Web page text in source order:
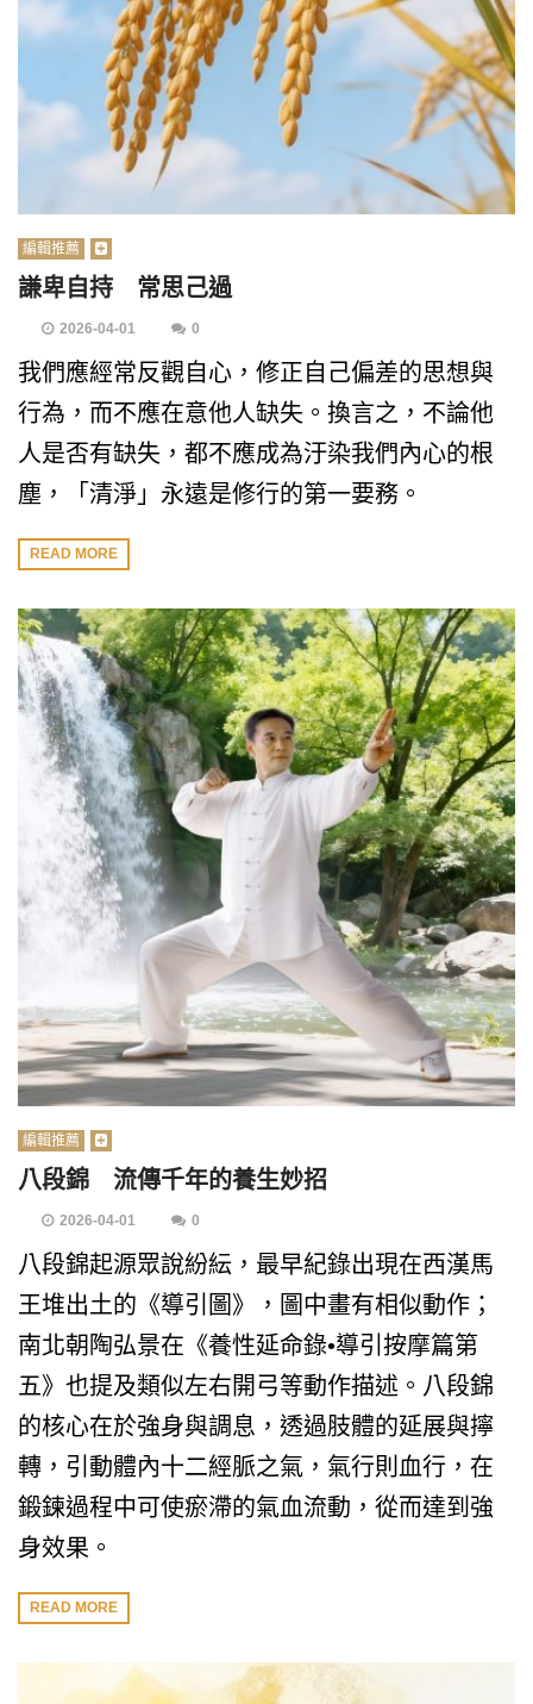
編輯推薦
謙卑自持 常思己過
2026-04-01 0
我們應經常反觀自心，修正自己偏差的思想與
行為，而不應在意他人缺失。換言之，不論他
人是否有缺失，都不應成為汙染我們內心的根
塵，「清淨」永遠是修行的第一要務。
READ MORE
編輯推薦
八段錦 流傳千年的養生妙招
2026-04-01 0
八段錦起源眾說紛紜，最早紀錄出現在西漢馬
王堆出土的《導引圖》，圖中畫有相似動作；
南北朝陶弘景在《養性延命錄•導引按摩篇第
五》也提及類似左右開弓等動作描述。八段錦
的核心在於強身與調息，透過肢體的延展與擰
轉，引動體內十二經脈之氣，氣行則血行，在
鍛鍊過程中可使瘀滯的氣血流動，從而達到強
身效果。
READ MORE